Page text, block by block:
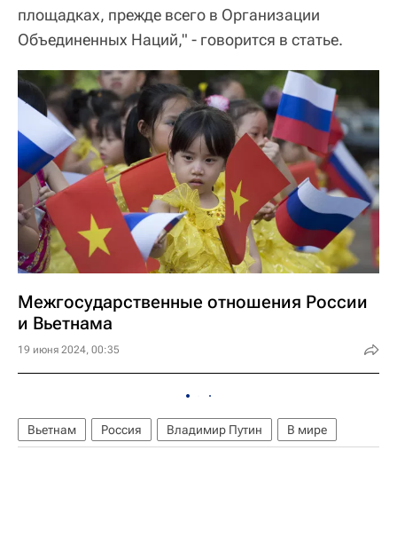
площадках, прежде всего в Организации
Объединенных Наций," - говорится в статье.
Межгосударственные отношения России
и Вьетнама
19 июня 2024, 00:35
Вьетнам Россия Владимир Путин В мире